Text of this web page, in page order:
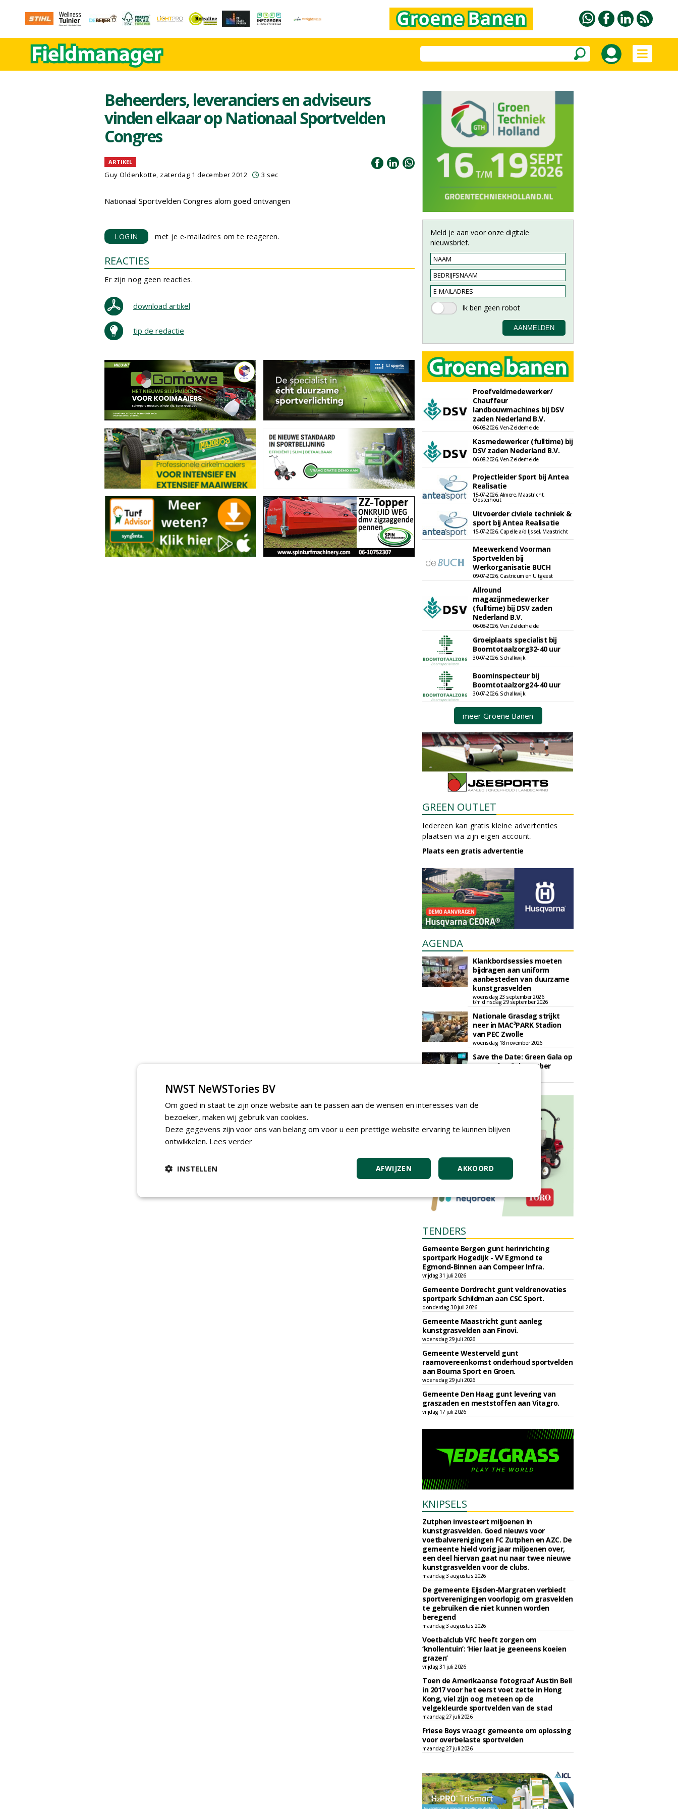
Beheerders, leveranciers en adviseurs
vinden elkaar op Nationaal Sportvelden
Congres
ARTIKEL
Guy Oldenkotte, zaterdag 1 december 2012 3 sec
Nationaal Sportvelden Congres alom goed ontvangen
LOGIN met je e-mailadres om te reageren.
REACTIES
Er zijn nog geen reacties.
download artikel
tip de redactie
Meld je aan voor onze digitale
nieuwsbrief.
Proefveldmedewerker/
Chauffeur
landbouwmachines bij DSV
zaden Nederland B.V.
06-08-2026, Ven-Zelderheide
Kasmedewerker (fulltime) bij
DSV zaden Nederland B.V.
06-08-2026, Ven-Zelderheide
Projectleider Sport bij Antea
Realisatie
15-07-2026, Almere, Maastricht,
Oosterhout
Uitvoerder civiele techniek &
sport bij Antea Realisatie
15-07-2026, Capelle a/d IJssel, Maastricht
Meewerkend Voorman
Sportvelden bij
Werkorganisatie BUCH
09-07-2026, Castricum en Uitgeest
Allround
magazijnmedewerker
(fulltime) bij DSV zaden
Nederland B.V.
06-08-2026, Ven Zelderheide
Groeiplaats specialist bij
Boomtotaalzorg32-40 uur
30-07-2026, Schalkwijk
Boominspecteur bij
Boomtotaalzorg24-40 uur
30-07-2026, Schalkwijk
meer Groene Banen
GREEN OUTLET
Iedereen kan gratis kleine advertenties
plaatsen via zijn eigen account.
Plaats een gratis advertentie
AGENDA
Klankbordsessies moeten
bijdragen aan uniform
aanbesteden van duurzame
kunstgrasvelden
woensdag 23 september 2026
t/m dinsdag 29 september 2026
Nationale Grasdag strijkt
neer in MAC³PARK Stadion
van PEC Zwolle
woensdag 18 november 2026
Save the Date: Green Gala op
woensdag 2 december
TENDERS
Gemeente Bergen gunt herinrichting
sportpark Hogedijk - VV Egmond te
Egmond-Binnen aan Compeer Infra.
vrijdag 31 juli 2026
Gemeente Dordrecht gunt veldrenovaties
sportpark Schildman aan CSC Sport.
donderdag 30 juli 2026
Gemeente Maastricht gunt aanleg
kunstgrasvelden aan Finovi.
woensdag 29 juli 2026
Gemeente Westerveld gunt
raamovereenkomst onderhoud sportvelden
aan Bouma Sport en Groen.
woensdag 29 juli 2026
Gemeente Den Haag gunt levering van
graszaden en meststoffen aan Vitagro.
vrijdag 17 juli 2026
KNIPSELS
Zutphen investeert miljoenen in
kunstgrasvelden. Goed nieuws voor
voetbalverenigingen FC Zutphen en AZC. De
gemeente hield vorig jaar miljoenen over,
een deel hiervan gaat nu naar twee nieuwe
kunstgrasvelden voor de clubs.
maandag 3 augustus 2026
De gemeente Eijsden-Margraten verbiedt
sportverenigingen voorlopig om grasvelden
te gebruiken die niet kunnen worden
beregend
maandag 3 augustus 2026
Voetbalclub VFC heeft zorgen om
‘knollentuin’: ‘Hier laat je geeneens koeien
grazen’
vrijdag 31 juli 2026
Toen de Amerikaanse fotograaf Austin Bell
in 2017 voor het eerst voet zette in Hong
Kong, viel zijn oog meteen op de
velgekleurde sportvelden van de stad
maandag 27 juli 2026
Friese Boys vraagt gemeente om oplossing
voor overbelaste sportvelden
maandag 27 juli 2026
NWST NeWSTories BV
Om goed in staat te zijn onze website aan te passen aan de wensen en interesses van de
bezoeker, maken wij gebruik van cookies.
Deze gegevens zijn voor ons van belang om voor u een prettige website ervaring te kunnen blijven
ontwikkelen. Lees verder
AKKOORD
AFWIJZEN
INSTELLEN